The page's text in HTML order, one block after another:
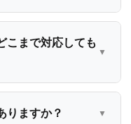
こまで対応しても
りますか？